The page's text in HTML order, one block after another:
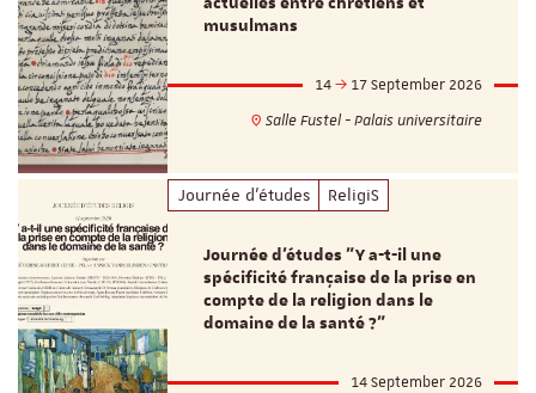
musulmans
14
17 September 2026
Salle Fustel - Palais universitaire
Journée d'études ReligiS
Journée d’études "Y a-t-il une
spécificité française de la prise en
compte de la religion dans le
domaine de la santé ?"
14 September 2026